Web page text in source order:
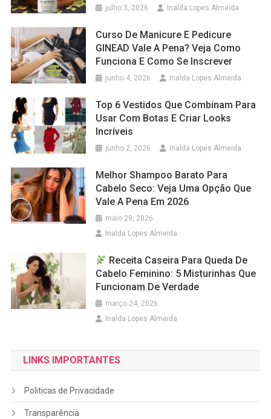
julho 3, 2026 Inalda Lopes Almeida
Curso De Manicure E Pedicure
GINEAD Vale A Pena? Veja Como
Funciona E Como Se Inscrever
junho 4, 2026 Inalda Lopes Almeida
Top 6 Vestidos Que Combinam Para
Usar Com Botas E Criar Looks
Incríveis
junho 2, 2026 Inalda Lopes Almeida
Melhor Shampoo Barato Para
Cabelo Seco: Veja Uma Opção Que
Vale A Pena Em 2026
maio 29, 2026
Inalda Lopes Almeida
Receita Caseira Para Queda De
Cabelo Feminino: 5 Misturinhas Que
Funcionam De Verdade
março 24, 2026
Inalda Lopes Almeida
LINKS IMPORTANTES
Politicas de Privacidade
Transparência